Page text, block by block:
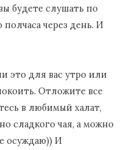
будете слушать по
через день. И
это для вас утро или
Отложите все
в любимый халат,
сладкого чая, а можно
осуждаю)) И